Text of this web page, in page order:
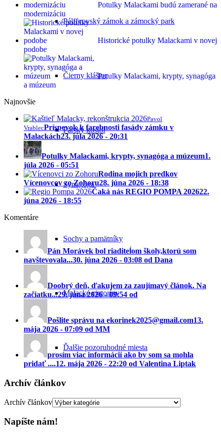
Pálffyovský zámok a zámocký park
Čierny kláštor
Farský kostol
Synagóga
Sochy a pamätníky
Malacké cintoríny
Ďalšie pozoruhodné miesta
Zaniknuté pamiatky
Potulky Malackami budú zamerané na
modernizáciu
Historické potulky Malackami v novej
podobe
Potulky Malackami, krypty, synagóga
a múzeum
Najnovšie
Pavol
VrablecPríspevok k farebnosti fasády zámku v
Malackách23. júla 2026 - 20:31
Potulky Malackami, krypty, synagóga a múzeum1.
júla 2026 - 05:51
Rodina mojich predkov
Vícenovcov zo Zohoru28. júna 2026 - 18:38
Čaká nás REGIO POMPA 202622.
júna 2026 - 18:55
Komentáre
Pán Morávek bol riaditeĺom školy,ktorú som
navštevovala...30. júna 2026 - 03:08 od Dana
Doobrý deň, ďakujem za zaujímavý článok. Na
začiatku...29. júna 2026 - 09:54 od
Pošlite správu na ekorinek2025@gmail.com13.
mája 2026 - 07:09 od MM
prosím viac informácií ako by som sa mohla
pridať ....12. mája 2026 - 22:20 od Valentina Liptak
Archív článkov
Archív článkov
Napíšte nám!